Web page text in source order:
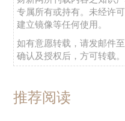
专属所有或持有。未经许
建立镜像等任何使用。
如有意愿转载，请发邮件至
确认及授权后，方可转载。
推荐阅读